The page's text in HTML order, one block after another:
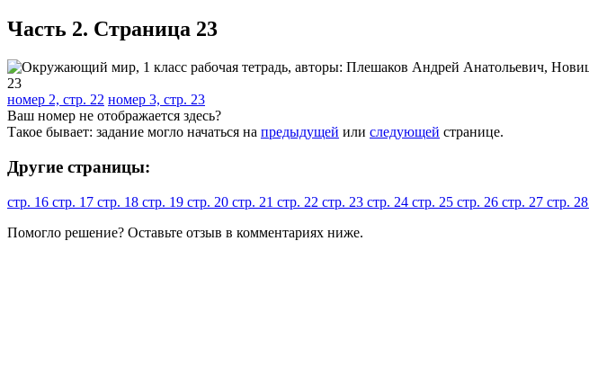
Часть 2. Cтраница 23
номер 2, стр. 22 номер 3, стр. 23
Ваш номер не отображается здесь?
Такое бывает: задание могло начаться на предыдущей или следующей странице.
Другие страницы:
стр. 16 стр. 17 стр. 18 стр. 19 стр. 20 стр. 21 стр. 22 стр. 23 стр. 24 стр. 25 стр. 26 стр. 27 стр. 28
Помогло решение? Оставьте отзыв в комментариях ниже.